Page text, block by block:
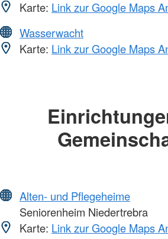
Karte: Link zur Google Maps
Wasserwacht
Karte: Link zur Google Maps
Alten- und Pflegeheime
Seniorenheim Niedertrebra
Karte: Link zur Google Maps